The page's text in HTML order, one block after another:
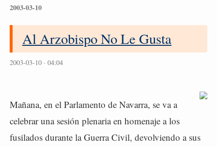
2003-03-10
Al Arzobispo No Le Gusta
2003-03-10 · 04:04
Mañana, en el Parlamento de Navarra, se va a
celebrar una sesión plenaria en homenaje a los
fusilados durante la Guerra Civil, devolviendo a sus